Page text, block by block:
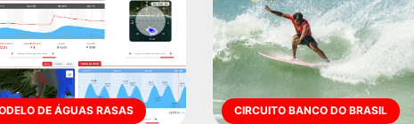
DE ÁGUAS RASAS CIRCUITO BANCO DO BRASIL